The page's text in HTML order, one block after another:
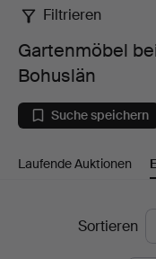
bei
STO
Filtrieren
Gartenmöbel
Bohuslän
Suche speichern
Laufende Auktionen
EndpreiseSortieren